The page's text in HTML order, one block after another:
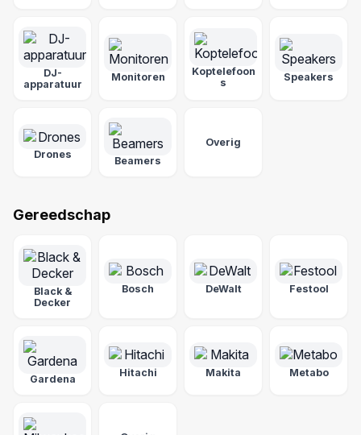
DJ-
apparatuur
Monitoren
Koptelefoon
s
Speakers
Drones
Beamers
Overig
Gereedschap
Black &
Decker
Bosch DeWalt Festool
Gardena
Hitachi Makita Metabo